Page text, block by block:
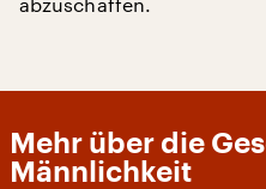
abzuschaffen.
Mehr über die
Männlichkeit